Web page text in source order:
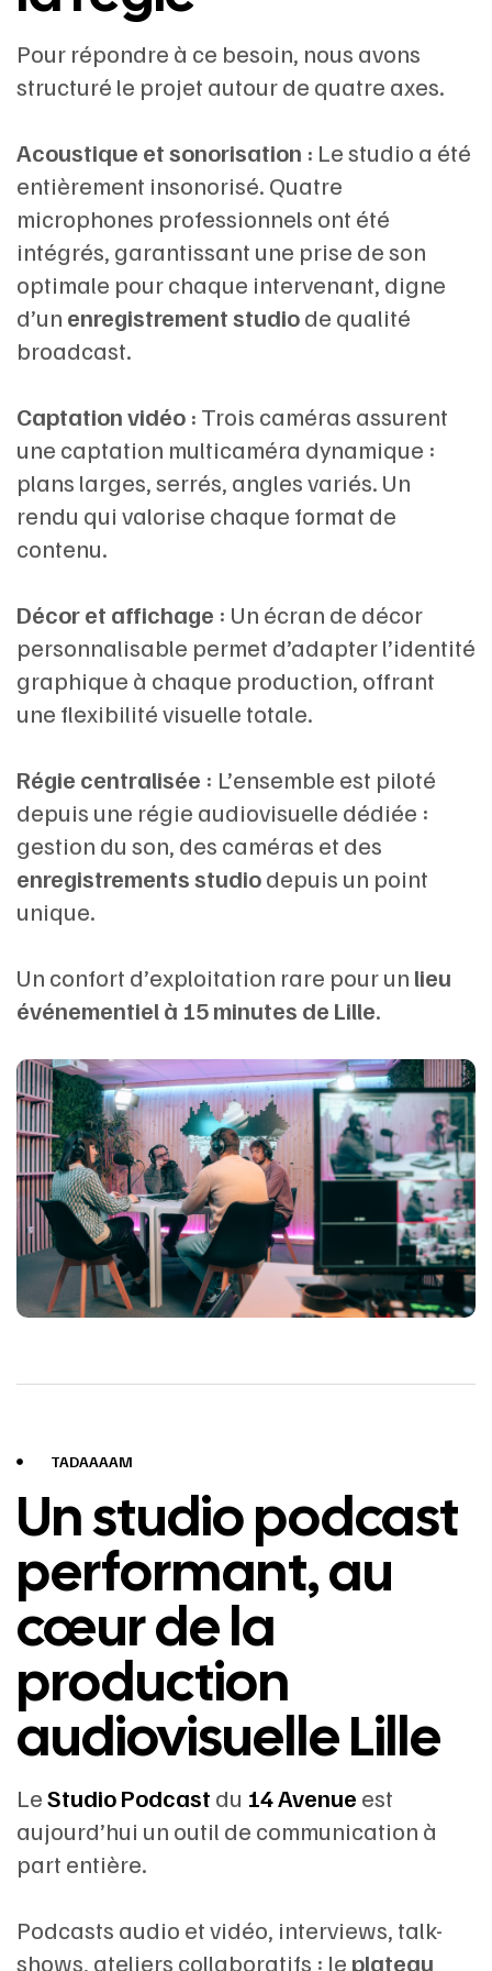
Pour répondre à ce besoin, nous avons
structuré le projet autour de quatre axes.
Acoustique et sonorisation : Le studio a été
entièrement insonorisé. Quatre
microphones professionnels ont été
intégrés, garantissant une prise de son
optimale pour chaque intervenant, digne
d’un enregistrement studiode qualité
broadcast.
Captation vidéo : Trois caméras assurent
une captation multicaméra dynamique :
plans larges, serrés, angles variés. Un
rendu qui valorise chaque format de
contenu.
Décor et affichage : Un écran de décor
personnalisable permet d’adapter l’identité
graphique à chaque production, offrant
une flexibilité visuelle totale.
Régie centralisée : L’ensemble est piloté
depuis une régie audiovisuelle dédiée :
gestion du son, des caméras et des
enregistrements studiodepuis un point
unique.
Un confort d’exploitation rare pour un lieu
événementiel à 15 minutes de Lille.
TADAAAAM
Un studio podcast
performant, au
cœur de la
production
audiovisuelle Lille
LeStudio Podcast du 14 Avenue est
aujourd’hui un outil de communication à
part entière.
Podcasts audio et vidéo, interviews, talk-
shows, ateliers collaboratifs : le plateau